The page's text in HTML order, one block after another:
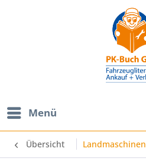
Menü
Übersicht Landmaschinen